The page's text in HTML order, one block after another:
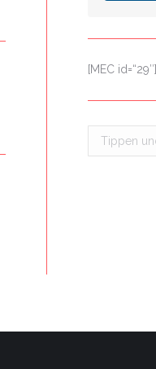
[MEC id=“29″]
Search: